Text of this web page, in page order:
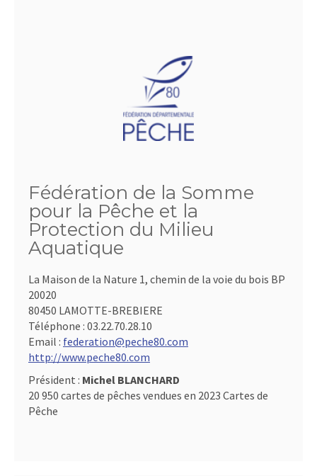
Fédération de la Somme
pour la Pêche et la
Protection du Milieu
Aquatique
La Maison de la Nature 1, chemin de la voie du bois BP
20020
80450 LAMOTTE-BREBIERE
Téléphone : 03.22.70.28.10
Email : federation@peche80.com
http://www.peche80.com
Président : Michel BLANCHARD
20 950 cartes de pêches vendues en 2023 Cartes de
Pêche